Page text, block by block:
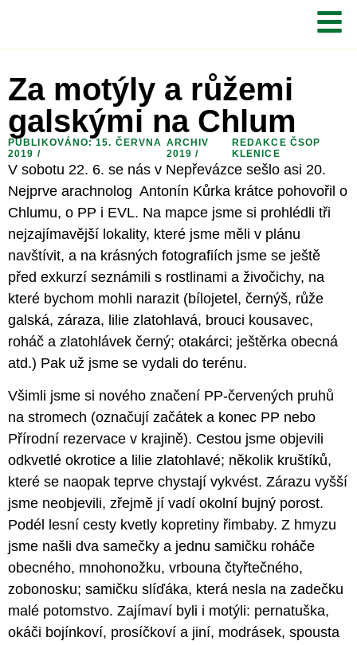
Za motýly a růžemi
galskými na Chlum
PUBLIKOVÁNO: 15. ČERVNA
2019 /
ARCHIV
2019 /
REDAKCE ČSOP
KLENICE
V sobotu 22. 6. se nás v Nepřevázce sešlo asi 20.
Nejprve arachnolog Antonín Kůrka krátce pohovořil o
Chlumu, o PP i EVL. Na mapce jsme si prohlédli tři
nejzajímavější lokality, které jsme měli v plánu
navštívit, a na krásných fotografiích jsme se ještě
před exkurzí seznámili s rostlinami a živočichy, na
které bychom mohli narazit (bílojetel, černýš, růže
galská, záraza, lilie zlatohlavá, brouci kousavec,
roháč a zlatohlávek černý; otakárci; ještěrka obecná
atd.) Pak už jsme se vydali do terénu.
Všimli jsme si nového značení PP-červených pruhů
na stromech (označují začátek a konec PP nebo
Přírodní rezervace v krajině). Cestou jsme objevili
odkvetlé okrotice a lilie zlatohlavé; několik kruštíků,
které se naopak teprve chystají vykvést. Zárazu vyšší
jsme neobjevili, zřejmě jí vadí okolní bujný porost.
Podél lesní cesty kvetly kopretiny řimbaby. Z hmyzu
jsme našli dva samečky a jednu samičku roháče
obecného, mnohonožku, vrbouna čtyřtečného,
zobonosku; samičku slíďáka, která nesla na zadečku
malé potomstvo. Zajímaví byli i motýli: pernatuška,
okáči bojínkoví, prosíčkoví a jiní, modrásek, spousta